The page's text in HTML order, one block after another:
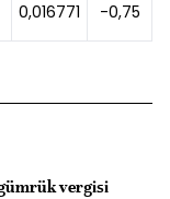
0,016771 -0,75
vergisi